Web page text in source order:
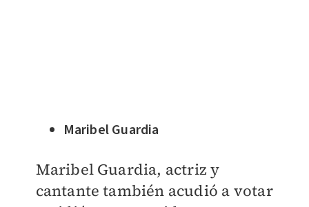
Maribel Guardia
Maribel Guardia, actriz y
cantante también acudió a votar